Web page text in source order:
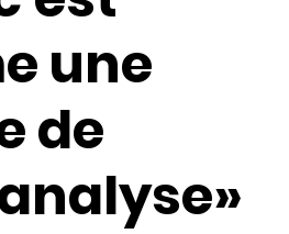
une
de